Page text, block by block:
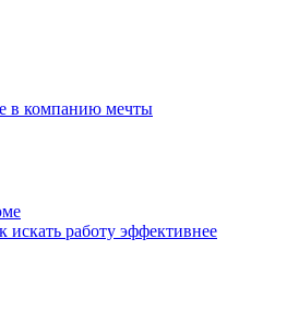
в компанию мечты
искать работу эффективнее